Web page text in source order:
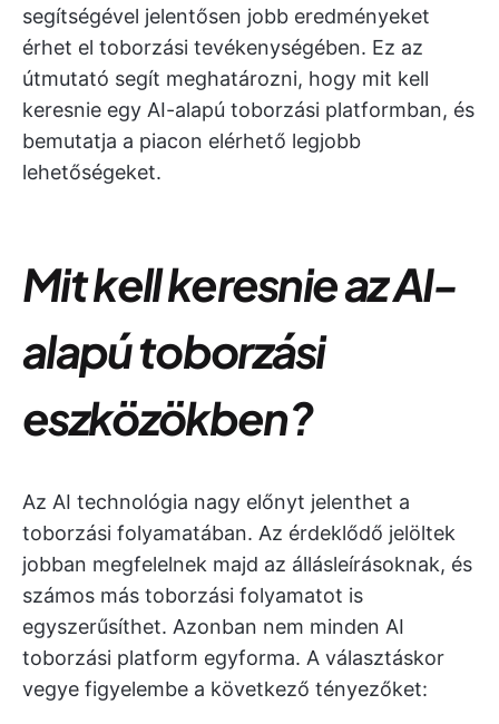
segítségével jelentősen jobb eredményeket
érhet el toborzási tevékenységében. Ez az
útmutató segít meghatározni, hogy mit kell
keresnie egy AI-alapú toborzási platformban, és
bemutatja a piacon elérhető legjobb
lehetőségeket.
Mit kell keresnie az AI-
alapú toborzási
eszközökben?
Az AI technológia nagy előnyt jelenthet a
toborzási folyamatában. Az érdeklődő jelöltek
jobban megfelelnek majd az állásleírásoknak, és
számos más toborzási folyamatot is
egyszerűsíthet. Azonban nem minden AI
toborzási platform egyforma. A választáskor
vegye figyelembe a következő tényezőket: